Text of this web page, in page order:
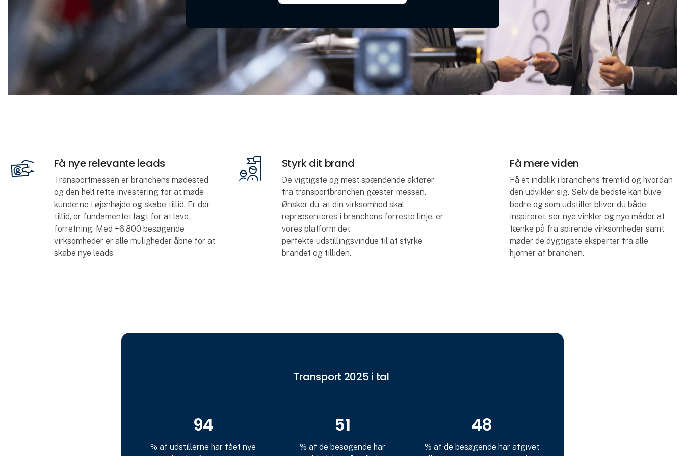
Få nye relevante leads
Transportmessen er branchens mødested
og den helt rette investering for at møde
kunderne i øjenhøjde og skabe tillid. Er der
tillid, er fundamentet lagt for at lave
forretning. Med +6.800 besøgende
virksomheder er alle muligheder åbne for at
skabe nye leads.
Styrk dit brand
De vigtigste og mest spændende aktører
fra transportbranchen gæster messen.
Ønsker du, at din virksomhed skal
repræsenteres i branchens forreste linje, er
vores platform det
perfekte udstillingsvindue til at styrke
brandet og tilliden.
Få mere viden
Få et indblik i branchens fremtid og hvordan
den udvikler sig. Selv de bedste kan blive
bedre og som udstiller bliver du både
inspireret, ser nye vinkler og nye måder at
tænke på fra spirende virksomheder samt
møder de dygtigste eksperter fra alle
hjørner af branchen.
Transport 2025 i tal
94
% af udstillerne har fået nye
51
% af de besøgende har
48
% af de besøgende har afgivet